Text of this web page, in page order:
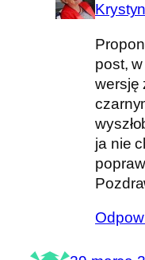
post,
wersję
ja nie